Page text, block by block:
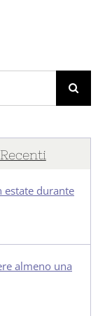
Recenti
estate durante
almeno una